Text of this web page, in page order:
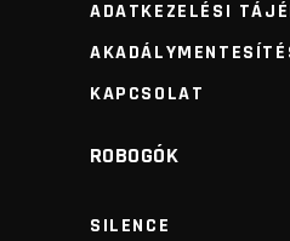
ADATKEZELÉSI
KAPCSOLAT
ROBOGÓK
SILENCE